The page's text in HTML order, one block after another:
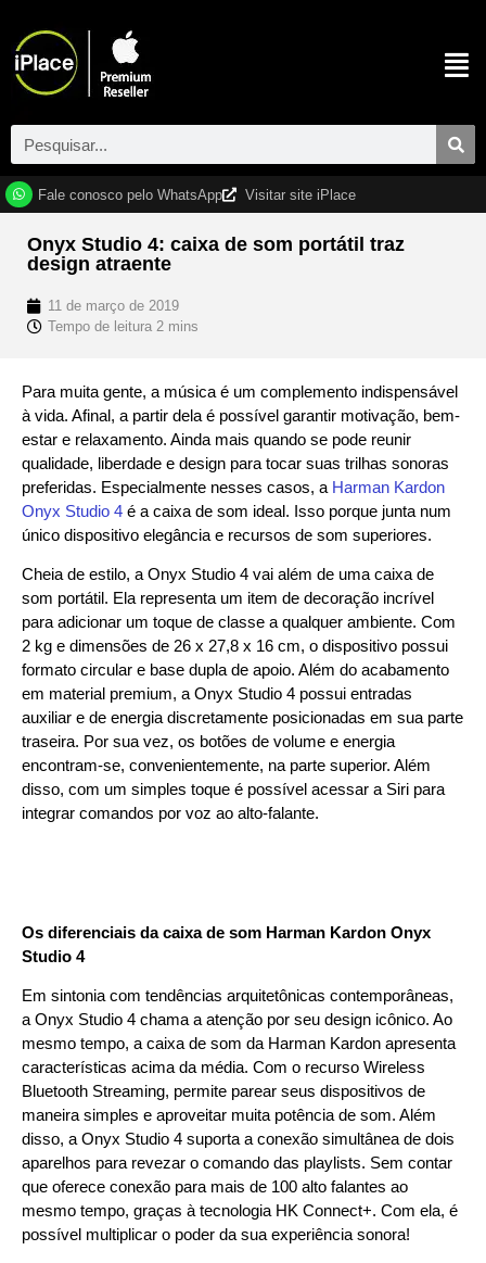
Fale conosco pelo WhatsApp Visitar site iPlace
Onyx Studio 4: caixa de som portátil traz
design atraente
11 de março de 2019
Para muita gente, a música é um complemento indispensável
à vida. Afinal, a partir dela é possível garantir motivação, bem-
estar e relaxamento. Ainda mais quando se pode reunir
qualidade, liberdade e design para tocar suas trilhas sonoras
preferidas. Especialmente nesses casos, a Harman Kardon
Onyx Studio 4 é a caixa de som ideal. Isso porque junta num
único dispositivo elegância e recursos de som superiores.
Cheia de estilo, a Onyx Studio 4 vai além de uma caixa de
som portátil. Ela representa um item de decoração incrível
para adicionar um toque de classe a qualquer ambiente. Com
2 kg e dimensões de 26 x 27,8 x 16 cm, o dispositivo possui
formato circular e base dupla de apoio. Além do acabamento
em material premium, a Onyx Studio 4 possui entradas
auxiliar e de energia discretamente posicionadas em sua parte
traseira. Por sua vez, os botões de volume e energia
encontram-se, convenientemente, na parte superior. Além
disso, com um simples toque é possível acessar a Siri para
integrar comandos por voz ao alto-falante.
Os diferenciais da caixa de som Harman Kardon Onyx
Studio 4
Em sintonia com tendências arquitetônicas contemporâneas,
a Onyx Studio 4 chama a atenção por seu design icônico. Ao
mesmo tempo, a caixa de som da Harman Kardon apresenta
características acima da média. Com o recurso Wireless
Bluetooth Streaming, permite parear seus dispositivos de
maneira simples e aproveitar muita potência de som. Além
disso, a Onyx Studio 4 suporta a conexão simultânea de dois
aparelhos para revezar o comando das playlists. Sem contar
que oferece conexão para mais de 100 alto falantes ao
mesmo tempo, graças à tecnologia HK Connect+. Com ela, é
possível multiplicar o poder da sua experiência sonora!